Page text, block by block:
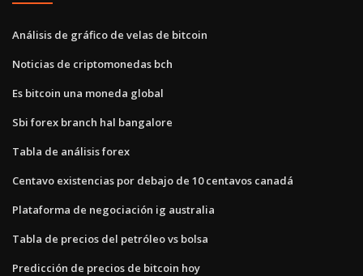
Análisis de gráfico de velas de bitcoin
Noticias de criptomonedas bch
Es bitcoin una moneda global
Sbi forex branch hal bangalore
Tabla de análisis forex
Centavo existencias por debajo de 10 centavos canadá
Plataforma de negociación ig australia
Tabla de precios del petróleo vs bolsa
Predicción de precios de bitcoin hoy